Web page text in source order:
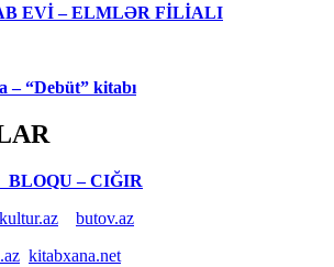
EVİ – ELMLƏR FİLİALI
– “Debüt” kitabı
– CIĞIR
kultur.az
butov.az
kitabxana.net